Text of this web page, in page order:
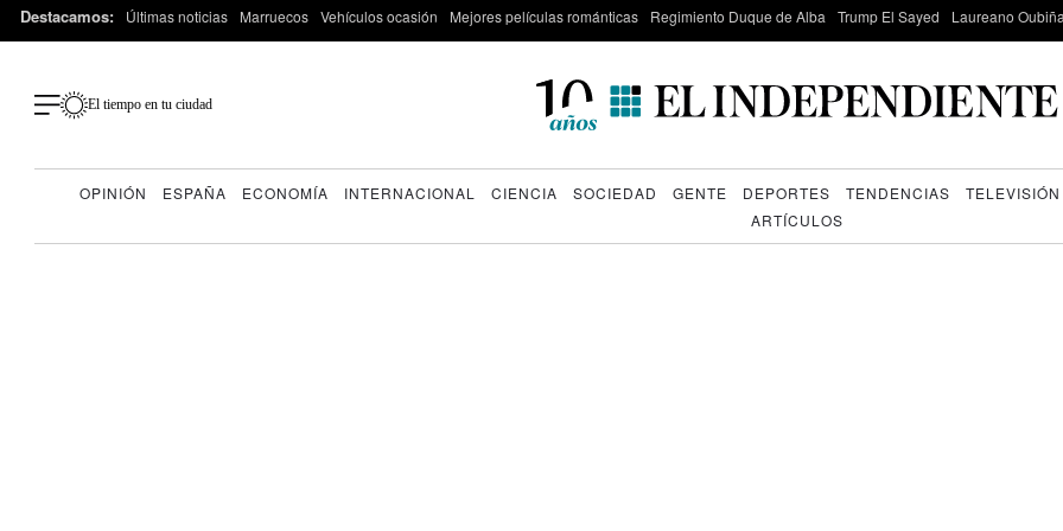
Destacamos: Últimas noticias Marruecos Vehículos ocasión Mejores películas románticas Regimiento Duque de Alba Trump El Sayed Laureano
El tiempo en tu ciudad
OPINIÓN ESPAÑA ECONOMÍA INTERNACIONAL CIENCIA SOCIEDAD GENTE DEPORTES TENDENCIAS
TELEVISIÓN
ARTÍCULOS